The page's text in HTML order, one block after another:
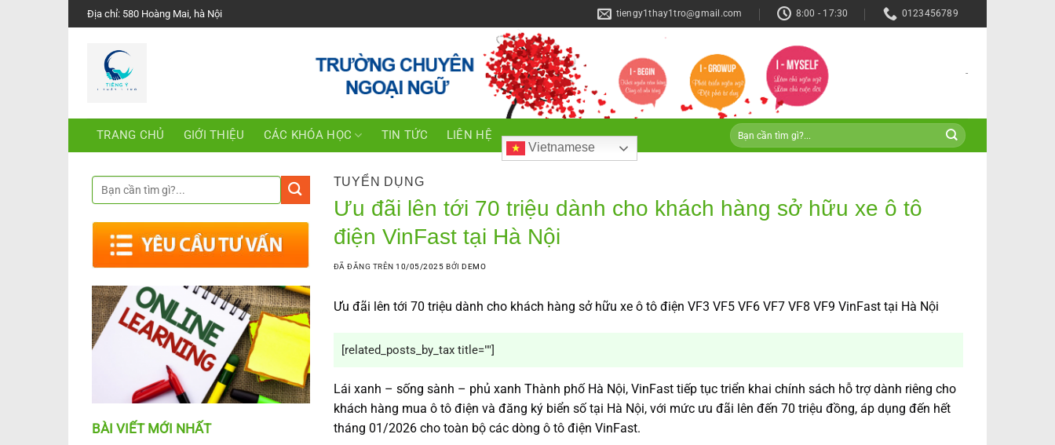
Chuyển
đến
Địa chỉ: 580 Hoàng Mai, hà Nội tiengy1thay1tro@gmail.com 8:00 - 17:30 0123456789
-
TRANG CHỦ GIỚI THIỆU CÁC KHÓA HỌC TIN TỨC LIÊN HỆ
Vietnamese
BÀI VIẾT MỚI NHẤT
TUYỂN DỤNG
Ưu đãi lên tới 70 triệu dành cho khách hàng sở hữu xe ô tô
điện VinFast tại Hà Nội
ĐÃ ĐĂNG TRÊN10/05/2025 BỞIDEMO
Ưu đãi lên tới 70 triệu dành cho khách hàng sở hữu xe ô tô điện VF3 VF5 VF6 VF7 VF8 VF9 VinFast tại Hà Nội
[related_posts_by_tax title=""]
Lái xanh – sống sành – phủ xanh Thành phố Hà Nội, VinFast tiếp tục triển khai chính sách hỗ trợ dành riêng cho
khách hàng mua ô tô điện và đăng ký biển số tại Hà Nội, với mức ưu đãi lên đến 70 triệu đồng, áp dụng đến hết
tháng 01/2026 cho toàn bộ các dòng ô tô điện VinFast.